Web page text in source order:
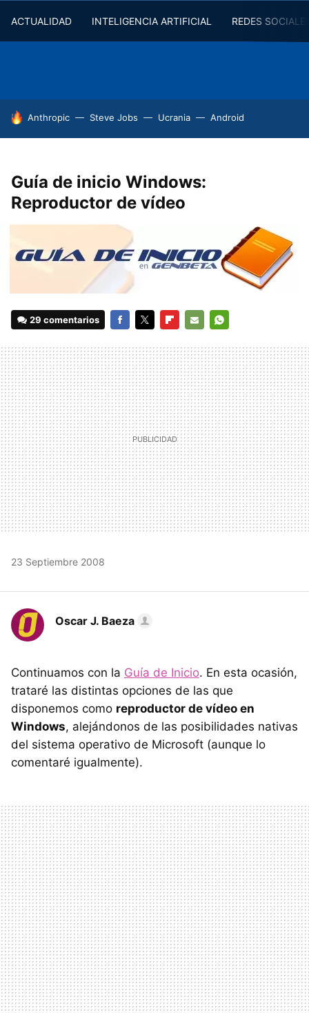
ACTUALIDAD INTELIGENCIA ARTIFICIAL REDES
HOY SE HABLA DE
Anthropic Steve Jobs Ucrania Android
Guía de inicio Windows:
Reproductor de vídeo
29 comentarios
MAIL
23 Septiembre 2008
Oscar J. Baeza
Continuamos con la Guía de Inicio. En esta ocasión,
trataré las distintas opciones de las que
disponemos como reproductor de vídeo en
Windows, alejándonos de las posibilidades nativas
del sistema operativo de Microsoft (aunque lo
comentaré igualmente).